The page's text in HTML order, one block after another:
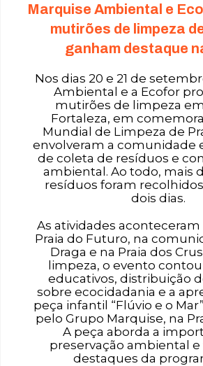
Marquise Ambiental e
mutirões de limpeza
ganham destaque
Nos dias 20 e 21 de
Ambiental e a Ecofor
mutirões de limpeza
Fortaleza, em
Mundial de Limpeza de
envolveram a comunidade
de coleta de resíduos e
ambiental. Ao todo, mais
resíduos foram
dois dias.
As atividades aconteceram
Praia do Futuro, na
Draga e na Praia dos
limpeza, o evento
educativos, distribuição
sobre ecocidadania e a
peça infantil “Flúvio e o
pelo Grupo Marquise, na
A peça aborda a
preservação ambiental
destaques da